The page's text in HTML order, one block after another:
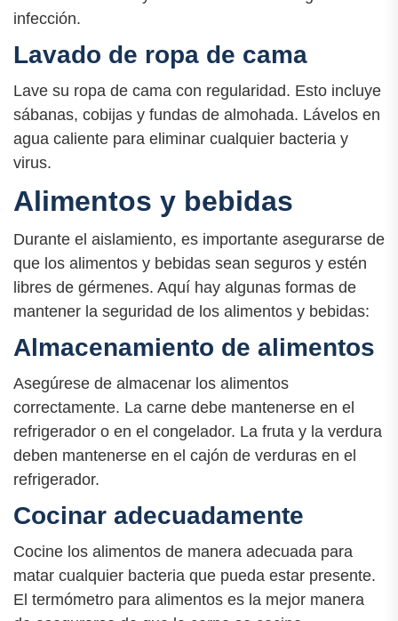
infección.
Lavado de ropa de cama
Lave su ropa de cama con regularidad. Esto incluye
sábanas, cobijas y fundas de almohada. Lávelos en
agua caliente para eliminar cualquier bacteria y
virus.
Alimentos y bebidas
Durante el aislamiento, es importante asegurarse de
que los alimentos y bebidas sean seguros y estén
libres de gérmenes. Aquí hay algunas formas de
mantener la seguridad de los alimentos y bebidas:
Almacenamiento de alimentos
Asegúrese de almacenar los alimentos
correctamente. La carne debe mantenerse en el
refrigerador o en el congelador. La fruta y la verdura
deben mantenerse en el cajón de verduras en el
refrigerador.
Cocinar adecuadamente
Cocine los alimentos de manera adecuada para
matar cualquier bacteria que pueda estar presente.
El termómetro para alimentos es la mejor manera